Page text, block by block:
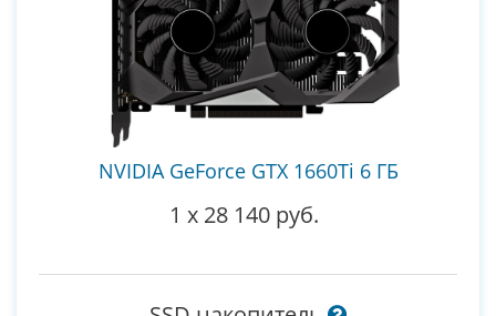
NVIDIA GeForce GTX 1660Ti 6 ГБ
1 x 28 140 руб.